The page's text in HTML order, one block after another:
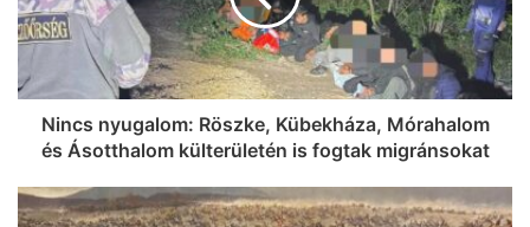
Nincs nyugalom: Röszke, Kübekháza, Mórahalom
és Ásotthalom külterületén is fogtak migránsokat